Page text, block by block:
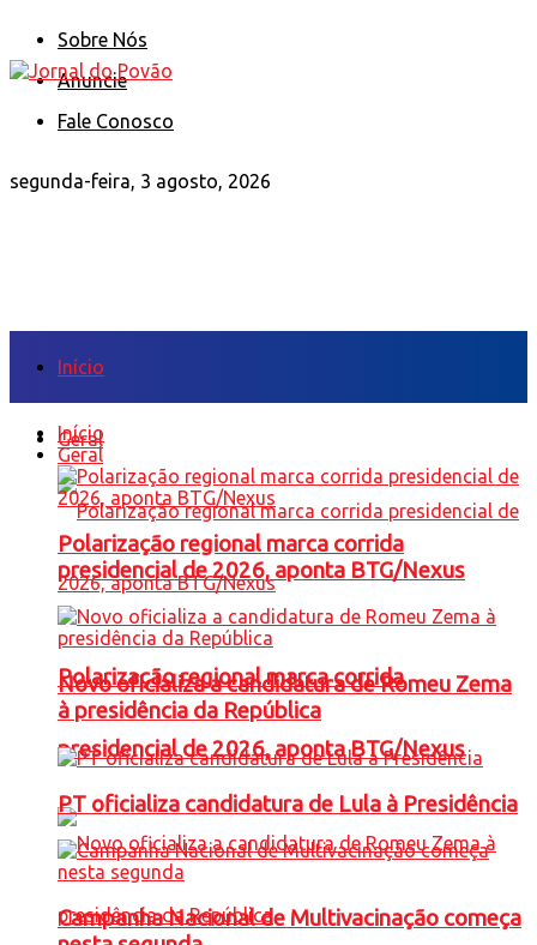
Sobre Nós
Anuncie
Fale Conosco
segunda-feira, 3 agosto, 2026
Início
Geral
Polarização regional marca corrida
presidencial de 2026, aponta BTG/Nexus
Início
Geral
Polarização regional marca corrida
presidencial de 2026, aponta BTG/Nexus
Novo oficializa a candidatura de Romeu Zema
à presidência da República
PT oficializa candidatura de Lula à Presidência
Campanha Nacional de Multivacinação começa